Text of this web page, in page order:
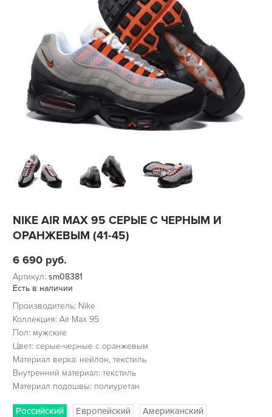
NIKE AIR MAX 95 СЕРЫЕ С ЧЕРНЫМ И
ОРАНЖЕВЫМ (41-45)
6 690 руб.
Артикул: sm08381
Есть в наличии
Производитель: Nike
Коллекция: Air Max 95
Пол: мужские
Цвет: серые-черные с оранжевым
Материал верха: нейлон, текстиль
Внутренний материал: текстиль
Материал подошвы: полиуретан
Российский Европейский
Американский